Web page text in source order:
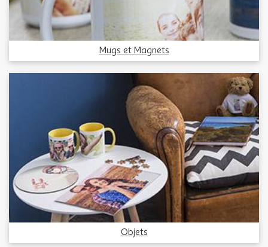
Mugs et Magnets
Objets